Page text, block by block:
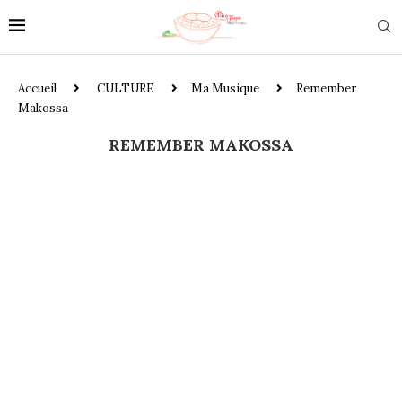
Accueil CULTURE Ma Musique
Remember
Makossa
REMEMBER MAKOSSA